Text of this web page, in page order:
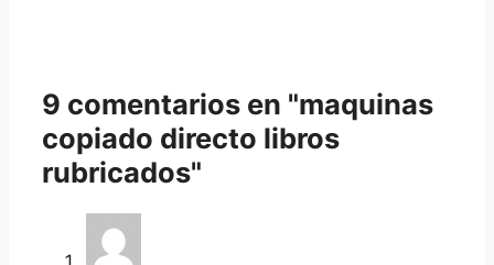
9 comentarios en "maquinas
copiado directo libros
rubricados"